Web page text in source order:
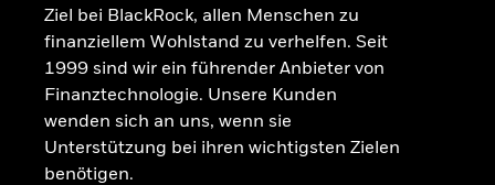
Ziel bei BlackRock, allen Menschen zu
finanziellem Wohlstand zu verhelfen. Seit
1999 sind wir ein führender Anbieter von
Finanztechnologie. Unsere Kunden
wenden sich an uns, wenn sie
Unterstützung bei ihren wichtigsten Zielen
benötigen.